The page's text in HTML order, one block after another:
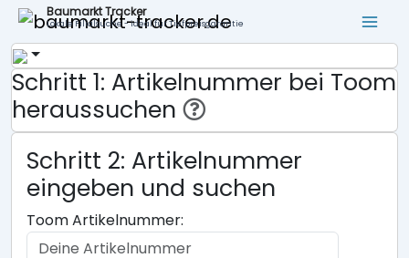
Baumarkt Tracker
Lokale Filialsuche - ideal für Tiefpreisgarantie
Schritt 1: Artikelnummer bei Toom
heraussuchen
Schritt 2: Artikelnummer
eingeben und suchen
Toom Artikelnummer: